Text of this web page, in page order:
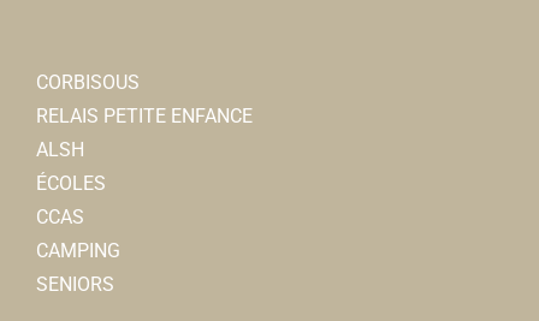
CORBISOUS
RELAIS PETITE ENFANCE
ALSH
ÉCOLES
CCAS
CAMPING
SENIORS